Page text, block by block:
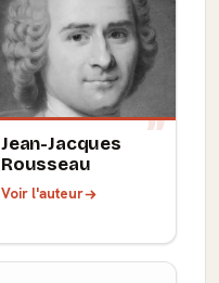
Jean-Jacques
Rousseau
Voir l'auteur